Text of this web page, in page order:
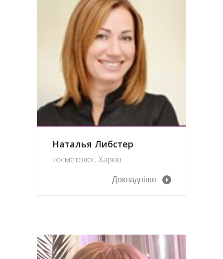
Наталья Либстер
косметолог, Харків
Докладніше